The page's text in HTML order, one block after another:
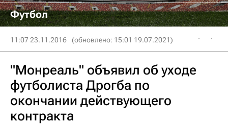
Футбол
11:07 23.11.2016 (обновлено: 15:01 19.07.2021)
"Монреаль" объявил об уходе
футболиста Дрогба по
окончании действующего
контракта